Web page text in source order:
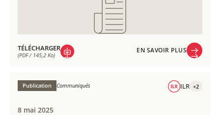
TÉLÉCHARGER
(PDF / 145,2 Ko)
(PDF / 145,2 Ko)
EN SAVOIR PLUS
Publication Communiqués ILR +2
8 mai 2025